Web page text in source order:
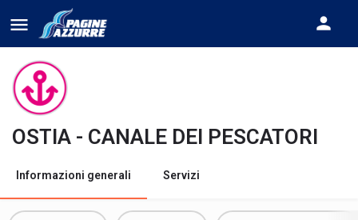
OSTIA - CANALE DEI PESCATORI
Informazioni generali Servizi